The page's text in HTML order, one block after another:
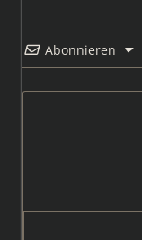
Abonnieren